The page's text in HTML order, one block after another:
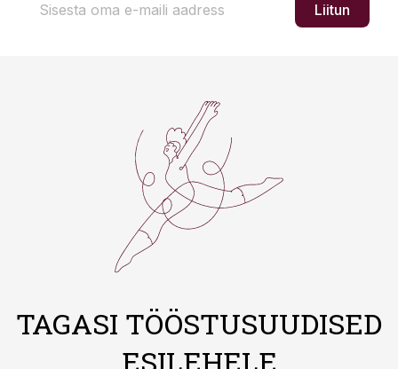
Liitun
TAGASI TÖÖSTUSUUDISED